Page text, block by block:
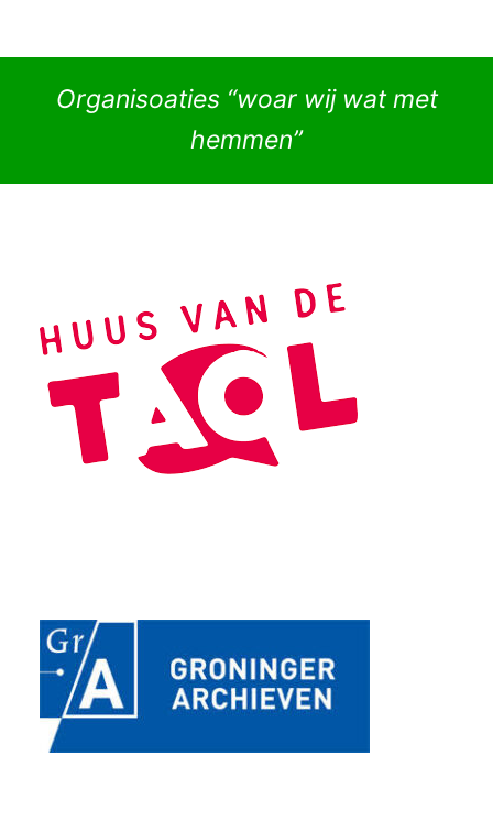
Organisoaties “woar wij wat met
hemmen”